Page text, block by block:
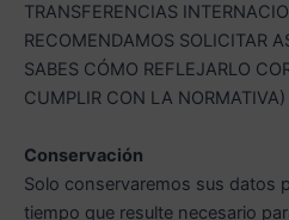
TRANSFERENCIAS
RECOMENDAMOS SOLICITAR
SABES CÓMO REFLEJARLO
CUMPLIR CON LA NORMATIVA)
Conservación
Solo conservaremos sus datos
tiempo que resulte necesario